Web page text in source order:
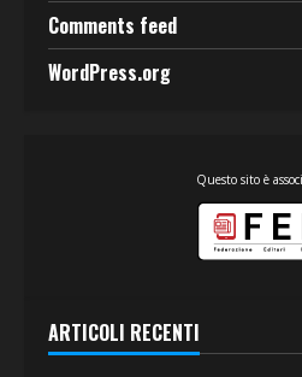
Comments feed
WordPress.org
Questo sito è
ARTICOLI RECENTI